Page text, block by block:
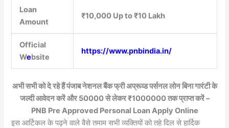
Loan
Amount
₹10,000 Up to ₹10 Lakh
Official
Website
https://www.pnbindia.in/
अभी सभी को दे रहे हैं पंजाब नेशनल बैंक फ्री अप्रूव्ड पर्सनल लोन बिना गारंटी के
जल्दी आवेदन करें और 50000 से लेकर ₹1000000 तक प्राप्त करें –
PNB Pre Approved Personal Loan Apply Online
इस आर्टिकल के पढ़ने वाले वैसे तमाम सभी व्यक्तियों को तहे दिल से हार्दिक